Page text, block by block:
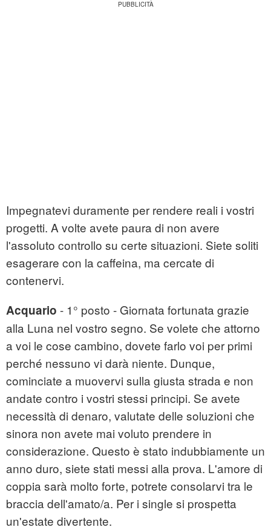
Impegnatevi duramente per rendere reali i vostri
progetti. A volte avete paura di non avere
l'assoluto controllo su certe situazioni. Siete soliti
esagerare con la caffeina, ma cercate di
contenervi.
Acquario - 1° posto - Giornata fortunata grazie
alla Luna nel vostro segno. Se volete che attorno
a voi le cose cambino, dovete farlo voi per primi
perché nessuno vi darà niente. Dunque,
cominciate a muovervi sulla giusta strada e non
andate contro i vostri stessi principi. Se avete
necessità di denaro, valutate delle soluzioni che
sinora non avete mai voluto prendere in
considerazione. Questo è stato indubbiamente un
anno duro, siete stati messi alla prova. L'amore di
coppia sarà molto forte, potrete consolarvi tra le
braccia dell'amato/a. Per i single si prospetta
un'estate divertente.